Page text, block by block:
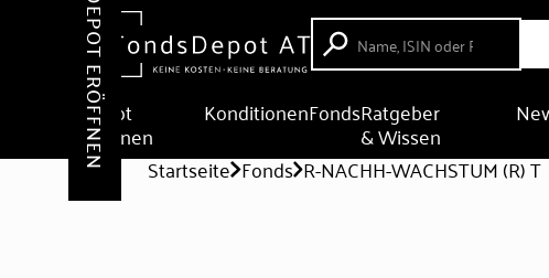
Depot
eröffnen
KonditionenFondsRatgeber
& Wissen
DEPOT ERÖFFNEN Startseite Fonds R-NACHH-WACHSTUM (R) T